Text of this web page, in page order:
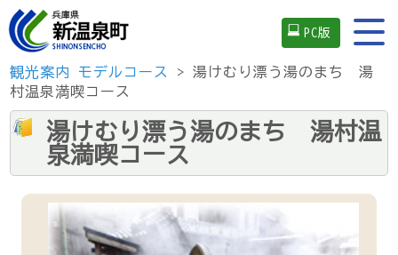
PC版
観光案内 モデルコース
> 湯けむり漂う湯のまち 湯
村温泉満喫コース
湯けむり漂う湯のまち 湯村温
泉満喫コース